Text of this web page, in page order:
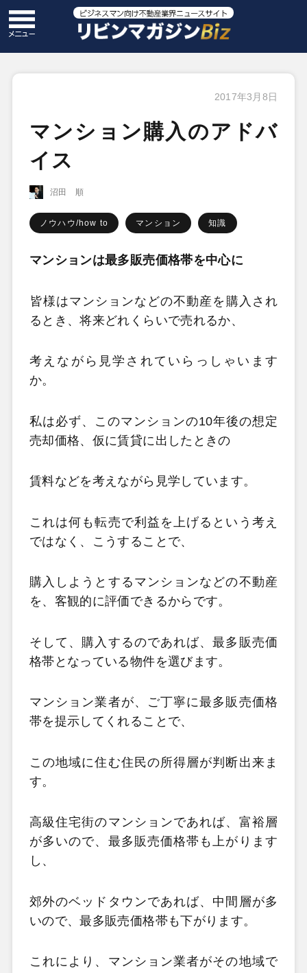
2017年3月8日
マンション購入のアドバ
イス
沼田 順
ノウハウ/how to マンション 知識
マンションは最多販売価格帯を中心に
皆様はマンションなどの不動産を購入され
るとき、将来どれくらいで売れるか、
考えながら見学されていらっしゃいます
か。
私は必ず、このマンションの10年後の想定
売却価格、仮に賃貸に出したときの
賃料などを考えながら見学しています。
これは何も転売で利益を上げるという考え
ではなく、こうすることで、
購入しようとするマンションなどの不動産
を、客観的に評価できるからです。
そして、購入するのであれば、最多販売価
格帯となっている物件を選びます。
マンション業者が、ご丁寧に最多販売価格
帯を提示してくれることで、
この地域に住む住民の所得層が判断出来ま
す。
高級住宅街のマンションであれば、富裕層
が多いので、最多販売価格帯も上がります
し、
郊外のベッドタウンであれば、中間層が多
いので、最多販売価格帯も下がります。
これにより、マンション業者がその地域で